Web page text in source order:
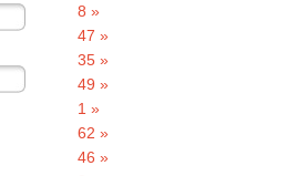
8 »
47 »
35 »
49 »
1 »
62 »
46 »